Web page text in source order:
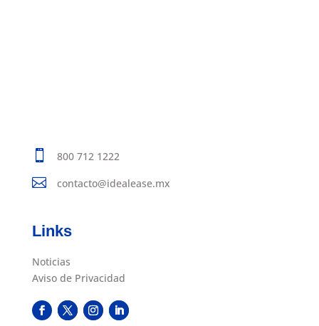
 800 712 1222
 contacto@idealease.mx
Links
Noticias
Aviso de Privacidad